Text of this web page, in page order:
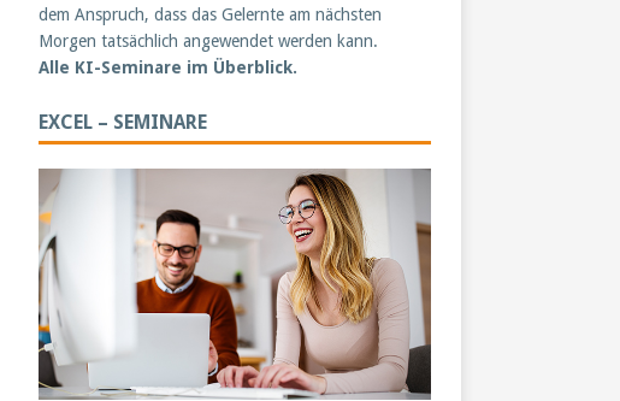
dem Anspruch, dass das Gelernte am nächsten
Morgen tatsächlich angewendet werden kann.
Alle KI-Seminare im Überblick.
EXCEL – SEMINARE